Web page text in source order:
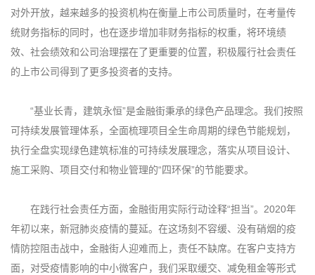
对外开放，越来越多的投资机构在衡量上市公司质量时，在考量传
统财务指标的同时，也在逐步增加非财务指标的权重，将环境绩
效、社会绩效和公司治理摆在了更重要的位置，积极履行社会责任
的上市公司得到了更多投资者的支持。
“基业长青，建筑永恒”是金融街秉承的绿色产品理念。我们按照
可持续发展管理体系，全面梳理项目全生命周期的绿色节能规划，
执行全盘实现绿色建筑标准的可持续发展理念，落实从项目设计、
施工采购、项目交付和物业管理的“四环保”的节能要求。
在践行社会责任方面，金融街用实际行动诠释“担当”。2020年
年初以来，新冠肺炎疫情的蔓延。在这场刻不容缓、没有硝烟的疫
情防控阻击战中，金融街人迎难而上，责任不缺席。在客户支持方
面，对受疫情影响的中小微客户，我们采取缓交、减免租金等形式